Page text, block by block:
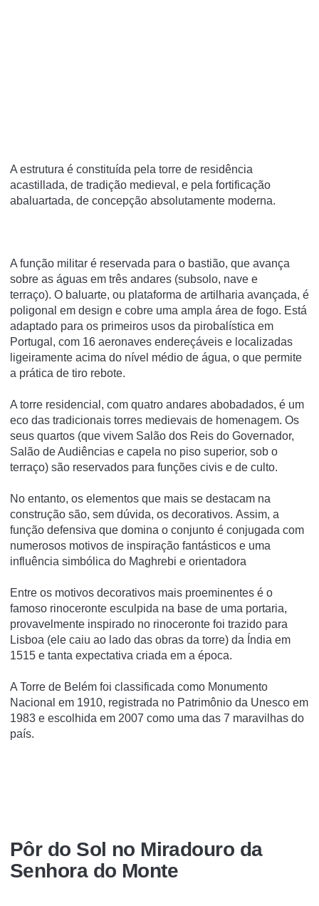
A estrutura é constituída pela torre de residência
acastillada, de tradição medieval, e pela fortificação
abaluartada, de concepção absolutamente moderna.
A função militar é reservada para o bastião, que avança
sobre as águas em três andares (subsolo, nave e
terraço). O baluarte, ou plataforma de artilharia avançada, é
poligonal em design e cobre uma ampla área de fogo. Está
adaptado para os primeiros usos da pirobalística em
Portugal, com 16 aeronaves endereçáveis e localizadas
ligeiramente acima do nível médio de água, o que permite
a prática de tiro rebote.
A torre residencial, com quatro andares abobadados, é um
eco das tradicionais torres medievais de homenagem. Os
seus quartos (que vivem Salão dos Reis do Governador,
Salão de Audiências e capela no piso superior, sob o
terraço) são reservados para funções civis e de culto.
No entanto, os elementos que mais se destacam na
construção são, sem dúvida, os decorativos. Assim, a
função defensiva que domina o conjunto é conjugada com
numerosos motivos de inspiração fantásticos e uma
influência simbólica do Maghrebi e orientadora
Entre os motivos decorativos mais proeminentes é o
famoso rinoceronte esculpida na base de uma portaria,
provavelmente inspirado no rinoceronte foi trazido para
Lisboa (ele caiu ao lado das obras da torre) da Índia em
1515 e tanta expectativa criada em a época.
A Torre de Belém foi classificada como Monumento
Nacional em 1910, registrada no Patrimônio da Unesco em
1983 e escolhida em 2007 como uma das 7 maravilhas do
país.
Pôr do Sol no Miradouro da
Senhora do Monte